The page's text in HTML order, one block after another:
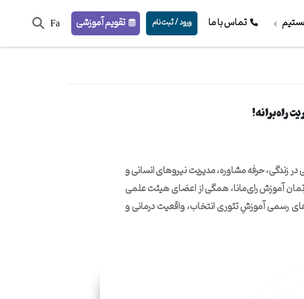
تماس با ما ورود / ثبت‌نام تقویم آموزشی Fa
راه‌برانه!
زندگی، حرفه مشاوره، مدیریت نیروهای انسانی و
آموزش رای‌مانا، همگی از اعضای هیئت علمی
رسمی آموزشِ تئوری انتخاب،‌ واقعیت درمانی و